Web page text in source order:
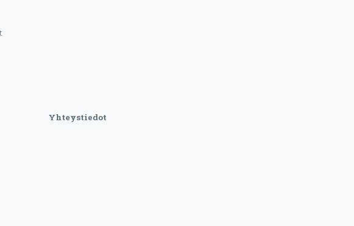
Yhteystiedot